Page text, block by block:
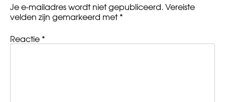
Je e-mailadres wordt niet gepubliceerd. Vereiste
velden zijn gemarkeerd met*
Reactie *